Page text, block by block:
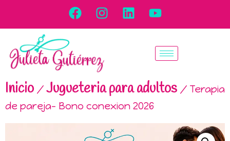
Inicio/ Jugueteria para adultos / Terapia
de pareja- Bono conexion 2026